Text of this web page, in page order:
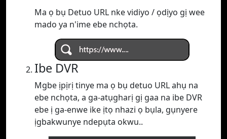
Ma ọ bụ Detuo URL nke vidiyo / ọdịyo gị wee
mado ya n'ime ebe nchọta.
Ibe DVR
Mgbe ịpịrị tinye ma ọ bụ detuo URL ahụ na
ebe nchọta, a ga-atụgharị gị gaa na ibe DVR
ebe ị ga-enwe ike ịtọ nhazi ọ bụla, gụnyere
ịgbakwunye ndepụta okwu..